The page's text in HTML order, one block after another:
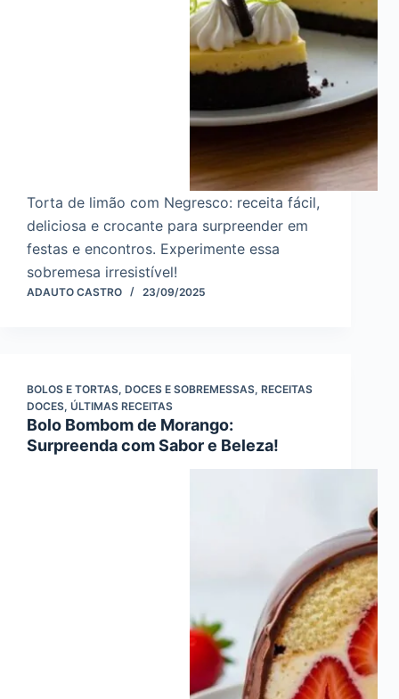
Torta de limão com Negresco: receita fácil,
deliciosa e crocante para surpreender em
festas e encontros. Experimente essa
sobremesa irresistível!
ADAUTO CASTRO 23/09/2025
BOLOS E TORTAS, DOCES E SOBREMESSAS, RECEITAS
DOCES, ÚLTIMAS RECEITAS
Bolo Bombom de Morango:
Surpreenda com Sabor e Beleza!